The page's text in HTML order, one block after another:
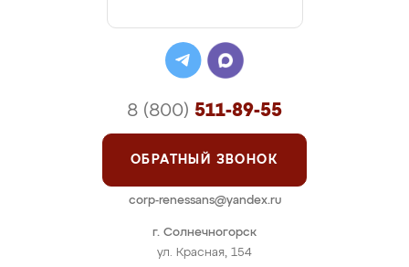
г. Солнечногорск
ул. Красная, 154
8 (800) 511-89-55
ОБРАТНЫЙ ЗВОНОК
corp-renessans@yandex.ru